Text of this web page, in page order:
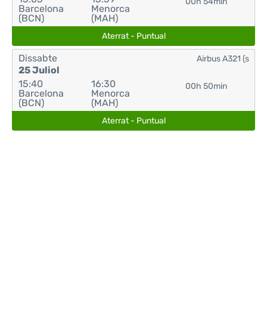
Barcelona
(BCN)
Menorca
(MAH)
Aterrat - Puntual
Dissabte
25 Juliol
15:40
Barcelona
(BCN)
16:30
Menorca
(MAH)
00h 50min
Airbus A321 (s
Aterrat - Puntual